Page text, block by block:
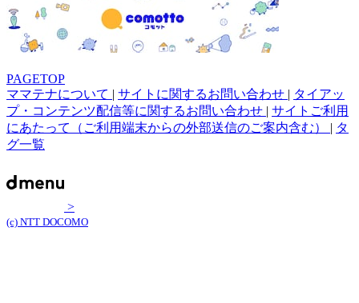
PAGETOP
ママテナについて | サイトに関するお問い合わせ | タイアッ
プ・コンテンツ配信等に関するお問い合わせ | サイトご利用
にあたって（ご利用端末からの外部送信のご案内含む） | タ
グ一覧
>
(c) NTT DOCOMO